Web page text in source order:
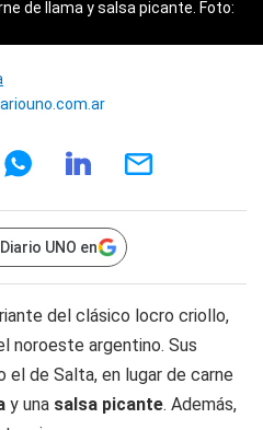
de llama y salsa picante. Foto:
UNO en
del clásico locro criollo,
noroeste argentino. Sus
el de Salta, en lugar de carne
y una salsa picante. Además,